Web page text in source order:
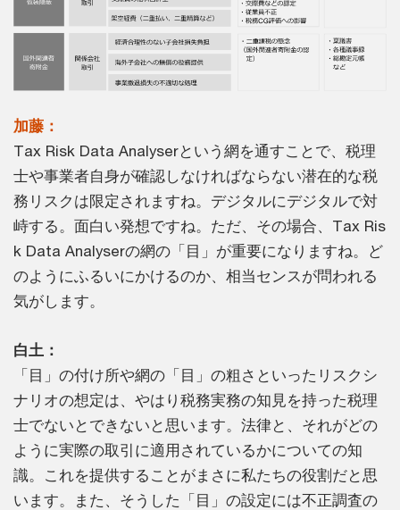
加藤：
Tax Risk Data Analyserという網を通すことで、税理
士や事業者自身が確認しなければならない潜在的な税
務リスクは限定されますね。デジタルにデジタルで対
峙する。面白い発想ですね。ただ、その場合、Tax Ris
k Data Analyserの網の「目」が重要になりますね。ど
のようにふるいにかけるのか、相当センスが問われる
気がします。
白土：
「目」の付け所や網の「目」の粗さといったリスクシ
ナリオの想定は、やはり税務実務の知見を持った税理
士でないとできないと思います。法律と、それがどの
ように実際の取引に適用されているかについての知
識。これを提供することがまさに私たちの役割だと思
います。また、そうした「目」の設定には不正調査の